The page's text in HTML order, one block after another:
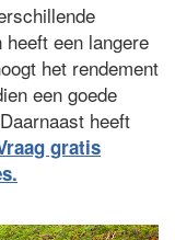
een langere
het rendement
een goede
heeft
gratis